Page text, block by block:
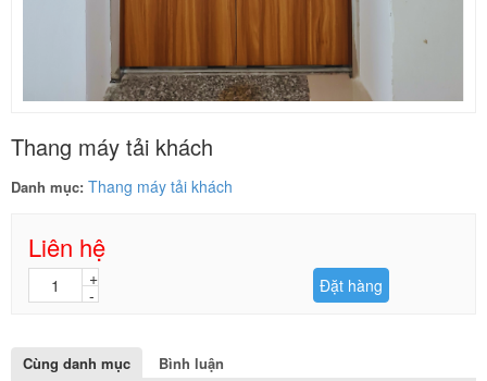
Thang máy tải khách
Danh mục: Thang máy tải khách
Liên hệ
Đặt hàng
Cùng danh mục Bình luận